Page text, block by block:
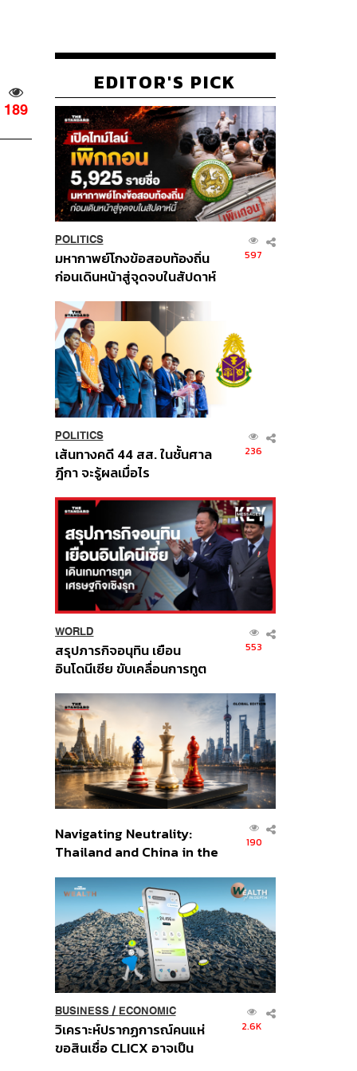
189
EDITOR'S PICK
POLITICS
มหากาพย์โกงข้อสอบท้องถิ่น
ก่อนเดินหน้าสู่จุดจบในสัปดาห์
597
POLITICS
เส้นทางคดี 44 สส. ในชั้นศาล
ฎีกา จะรู้ผลเมื่อไร
236
WORLD
สรุปภารกิจอนุทิน เยือน
อินโดนีเซีย ขับเคลื่อนการทูต
ส่วนยุทธศาสตร์ไทย –
อินโดนีเซีย
553
Navigating Neutrality:
Thailand and China in the
Order
190
BUSINESS/ ECONOMIC
วิเคราะห์ปรากฏการณ์คนแห่
ขอสินเชื่อ CLICX อาจเป็น
2.6K